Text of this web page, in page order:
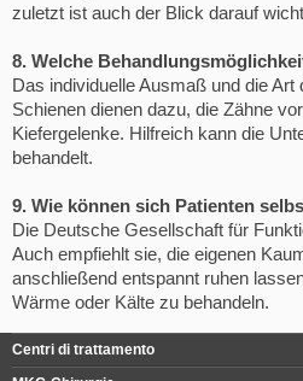
zuletzt ist auch der Blick darauf
8. Welche
Das individuelle Ausmaß und die
Schienen dienen dazu, die Zähne
Kiefergelenke. Hilfreich kann die
behandelt.
9. Wie können sich Patienten
Die Deutsche Gesellschaft für
Auch empfiehlt sie, die eigenen
anschließend entspannt ruhen
Wärme oder Kälte zu behandeln.
Centri di trattamento